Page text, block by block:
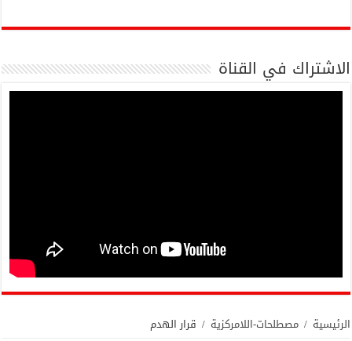
الرئيسية / مصطلحات-اللامركزية / قرار الهدم
الاشتراك في القناة